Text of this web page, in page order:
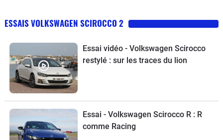
ESSAIS VOLKSWAGEN SCIROCCO 2
Essai vidéo - Volkswagen Scirocco
restylé : sur les traces du lion
Essai - Volkswagen Scirocco R : R
comme Racing